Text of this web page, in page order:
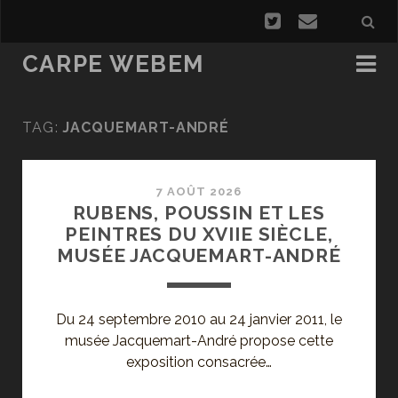
CARPE WEBEM
TAG: JACQUEMART-ANDRÉ
7 AOÛT 2026
RUBENS, POUSSIN ET LES
PEINTRES DU XVIIE SIÈCLE,
MUSÉE JACQUEMART-ANDRÉ
Du 24 septembre 2010 au 24 janvier 2011, le
musée Jacquemart-André propose cette
exposition consacrée…